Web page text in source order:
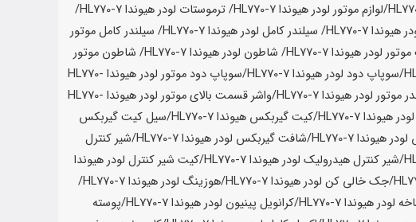
/لوازم موتور لودرهیوندا HL770-7 / ترموستات لودرهیوندا HL770-7
/
هیوندا HL770-7 / سیلندر کامل لودرهیوندا HL770-7
/ سیلندر کامل موتور
لودرهیوندا HL770-7 / شاطون لودرهیوندا HL770-7
/ شاطون موتور
/سوپاپ دود لودرهیوندا HL770-7 /سوپاپ دود موتور لودر
هیوندا HL770-
موتور لودرهیوندا HL770-7 /واشر قسمت بالای موتور لودر
هیوندا HL770-
هیوندا HL770-7 /کیت گیربکس هیوندا HL770-7
/سیل کیت گیربکس
هیوندا HL770-7 /شافت گیربکس لودرهیوندا HL770-7
/شیر کنترل
/شیر کنترل هیدرولیک لودرهیوندا HL770-7 /کیت شیر کنترل لودرهیوندا
/جک خالی کن لودرهیوندا HL770-7 /هوزینگ لودرهیوندا HL770-7
/
لودرهیوندا HL770-7 /کرانویل پینیون لودرهیوندا HL770-7
/پوسته